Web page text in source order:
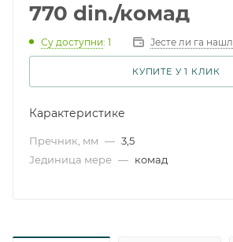
770 din./комад
Су доступни: 1 Јесте ли га
КУПИТЕ У 1 КЛИК
Карактеристике
Пречник, мм — 3,5
Јединица мере — комад